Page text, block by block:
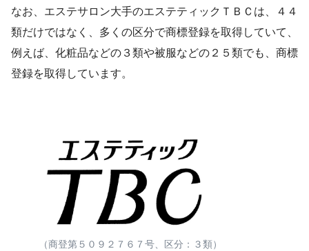
なお、エステサロン大手のエステティックＴＢＣは、４４
類だけではなく、多くの区分で商標登録を取得していて、
例えば、化粧品などの３類や被服などの２５類でも、商標
登録を取得しています。
（商登第５０９２７６７号、区分：３類）